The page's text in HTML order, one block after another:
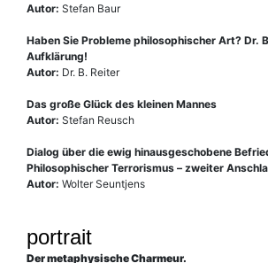
Autor: Stefan Baur
Haben Sie Probleme philosophischer Art? Dr.
Aufklärung!
Autor: Dr. B. Reiter
Das große Glück des kleinen Mannes
Autor: Stefan Reusch
Dialog über die ewig hinausgeschobene
Philosophischer Terrorismus – zweiter
Autor: Wolter Seuntjens
portrait
Der metaphysische Charmeur.